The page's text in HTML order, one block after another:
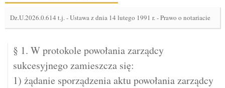
Dz.U.2026.0.614 t.j.-Ustawa z dnia 14 lutego 1991 r. - Prawo o notariacie
§ 1. W protokole powołania zarządcy
sukcesyjnego zamieszcza się:
1) żądanie sporządzenia aktu powołania zarządcy